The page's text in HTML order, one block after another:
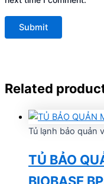
Related
Tủ lạnh bảo quản
TỦ BẢO